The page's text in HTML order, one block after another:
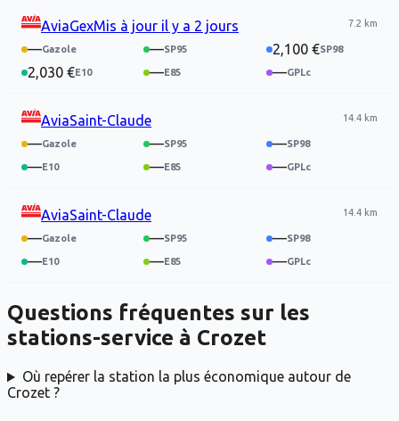
AviaGexMis à jour il y a 2 jours 7.2 km
— —
2,100 €
2,030 €
— —
AviaSaint-Claude 14.4 km
— —
—
—
— —
AviaSaint-Claude 14.4 km
— —
—
—
— —
Questions fréquentes sur les
stations-service à Crozet
Où repérer la station la plus économique autour de
Crozet ?